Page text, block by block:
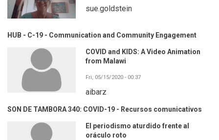
sue.goldstein
HUB - C-19 - Communication and Community Engagement
COVID and KIDS: A Video Animation
from Malawi
Fri, 05/15/2020 - 00:37
aibarz
SON DE TAMBORA 340: COVID-19 - Recursos comunicativos
El periodismo aturdido frente al
oráculo roto